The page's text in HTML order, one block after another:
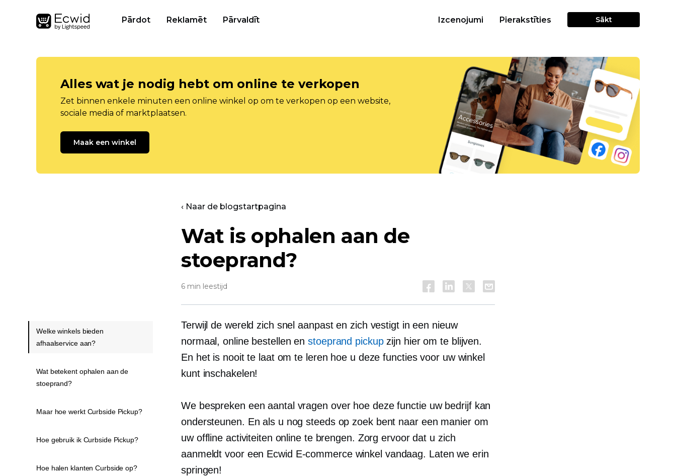
Pārdot Reklamēt Pārvaldīt Izcenojumi Pierakstīties Sākt
Alles wat je nodig hebt om online te verkopen
Zet binnen enkele minuten een online winkel op om te verkopen op een website,
sociale media of marktplaatsen.
Maak een winkel
‹ Naar de blogstartpagina
Wat is ophalen aan de
stoeprand?
6 min leestijd
Terwijl de wereld zich snel aanpast en zich vestigt in een nieuw
normaal, online bestellen enstoeprand pickupzijn hier om te blijven.
En het is nooit te laat om te leren hoe u deze functies voor uw winkel
kunt inschakelen!
We bespreken een aantal vragen over hoe deze functie uw bedrijf kan
ondersteunen. En als u nog steeds op zoek bent naar een manier om
uw offline activiteiten online te brengen. Zorg ervoor dat u zich
aanmeldt voor een Ecwid E-commercewinkel vandaag. Laten we erin
springen!
Welke winkels bieden
afhaalservice aan?
Wat betekent ophalen aan de
stoeprand?
Maar hoe werkt Curbside Pickup?
Hoe gebruik ik Curbside Pickup?
Hoe halen klanten Curbside op?